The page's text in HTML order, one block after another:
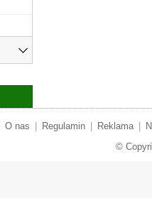
O nas Regulamin Reklama
©